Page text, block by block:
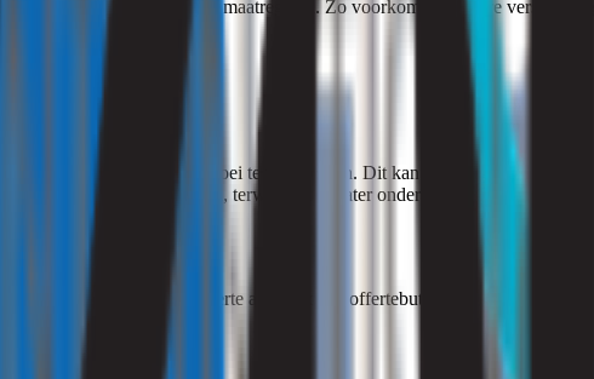
bij het nemen van de juiste maatregelen. Zo voorkomt u verdere
belangrijk om legionellagroei te voorkomen. Dit kan door regelmatig de
boven de 55°C blijven, terwijl koud water onder de 25°C moet blijven.
dan een vrijblijvende offerte aan via onze offertebutton.